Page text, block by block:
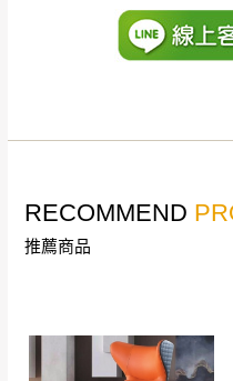
｜周（一）配送
（可於LINE線上詢問 →
退換貨說明：
若收到不良品，
是全新狀態且完
性)，若未依照上
際商品的顏色、
退換貨，需自付
RECOMMEND
推薦商品